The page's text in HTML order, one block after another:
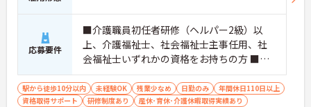
応募要件
■介護職員初任者研修（ヘルパー2級）以
上、介護福祉士、社会福祉士主事任用、社
会福祉士いずれかの資格をお持ちの方 ■普
通自動車運転免許（AT限定可）
駅から徒歩10分以内 未経験OK 残業少なめ 日勤のみ
年間休日110日以上
資格取得サポート
研修制度あり
産休･育休･介護休暇取得実績あり